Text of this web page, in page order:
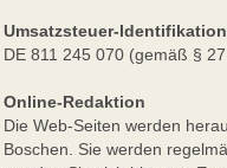
Umsatzsteuer-
DE 811 245 070 (gemäß §
Online-Redaktion
Die Web-Seiten werden
Boschen. Sie werden